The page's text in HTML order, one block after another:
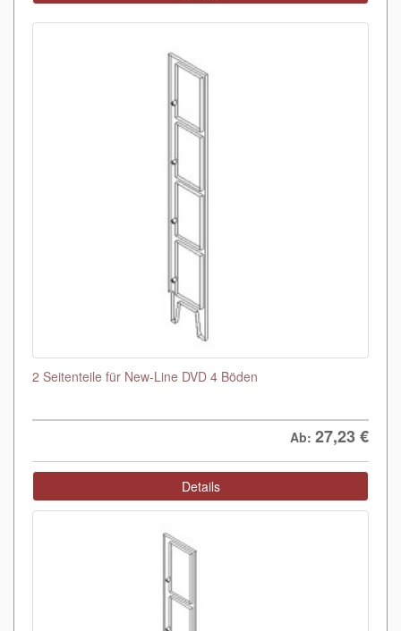
2 Seitenteile für New-Line DVD 4 Böden
Ab: 27,23€
Details